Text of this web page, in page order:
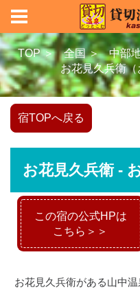
TOP ＞ 全国 ＞ 中部
お花見久兵衛
宿TOPへ戻る
お花見久兵衛 -
この宿の公式HPは
こちら＞＞
お花見久兵衛がある山中